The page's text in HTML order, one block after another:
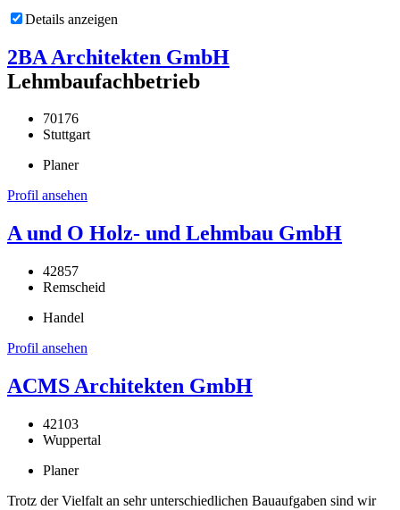
Details anzeigen
2BA Architekten GmbH
Lehmbaufachbetrieb
70176
Stuttgart
Planer
Profil ansehen
A und O Holz- und Lehmbau GmbH
42857
Remscheid
Handel
Profil ansehen
ACMS Architekten GmbH
42103
Wuppertal
Planer
Trotz der Vielfalt an sehr unterschiedlichen Bauaufgaben sind wir